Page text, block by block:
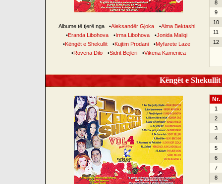
Albume të tjerë nga •Aleksandër Gjoka •Alma Bektashi
•Eranda Libohova •Irma Libohova •Jonida Maliqi
•Këngët e Shekullit •Kujtim Prodani •Myfarete Laze
•Rovena Dilo •Sidrit Bejleri •Vikena Kamenica
8
9
10
11
12
Këngët e
Nr.
1
2
3
4
5
6
7
8